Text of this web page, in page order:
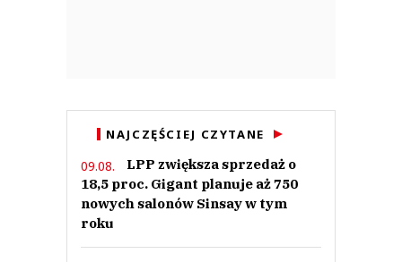
NAJCZĘŚCIEJ CZYTANE
09.08.
LPP zwiększa sprzedaż o
18,5 proc. Gigant planuje aż 750
nowych salonów Sinsay w tym
roku